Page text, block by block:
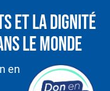
et la dignité
le monde
en